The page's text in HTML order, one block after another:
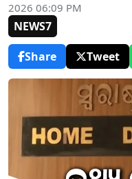
2026 06:09 PM
NEWS7
Share
Tweet